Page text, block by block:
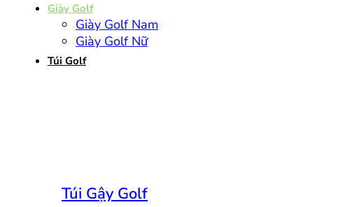
Giày Golf
Giày Golf Nam
Giày Golf Nữ
Túi Golf
Túi Gậy Golf